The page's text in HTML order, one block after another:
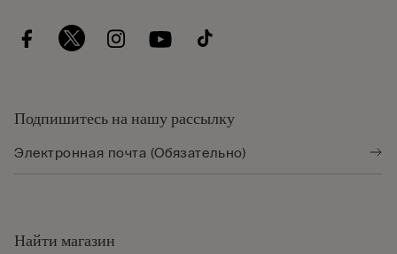
Подпишитесь на нашу рассылку
Найти магазин